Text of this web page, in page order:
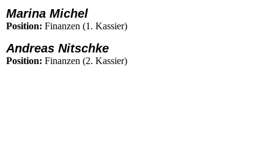
Marina Michel
Position: Finanzen (1. Kassier)
Andreas Nitschke
Position: Finanzen (2. Kassier)